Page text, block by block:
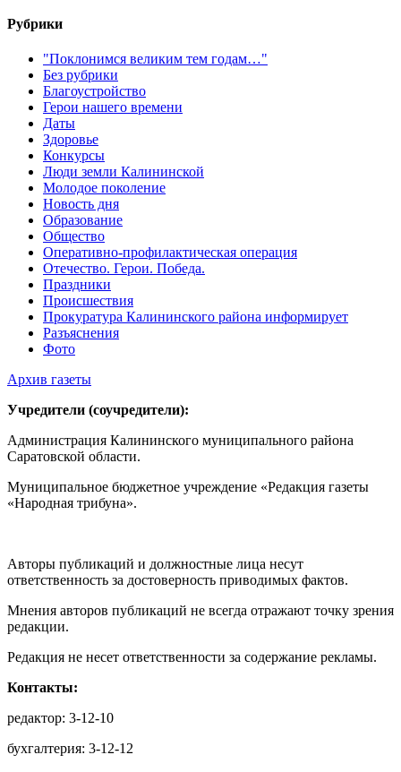
Рубрики
"Поклонимся великим тем годам…"
Без рубрики
Благоустройство
Герои нашего времени
Даты
Здоровье
Конкурсы
Люди земли Калининской
Молодое поколение
Новость дня
Образование
Общество
Оперативно-профилактическая операция
Отечество. Герои. Победа.
Праздники
Происшествия
Прокуратура Калининского района информирует
Разъяснения
Фото
Архив газеты
Учредители (соучредители):
Администрация Калининского муниципального района
Саратовской области.
Муниципальное бюджетное учреждение «Редакция газеты
«Народная трибуна».
Авторы публикаций и должностные лица несут
ответственность за достоверность приводимых фактов.
Мнения авторов публикаций не всегда отражают точку зрения
редакции.
Редакция не несет ответственности за содержание рекламы.
Контакты:
редактор: 3-12-10
бухгалтерия: 3-12-12